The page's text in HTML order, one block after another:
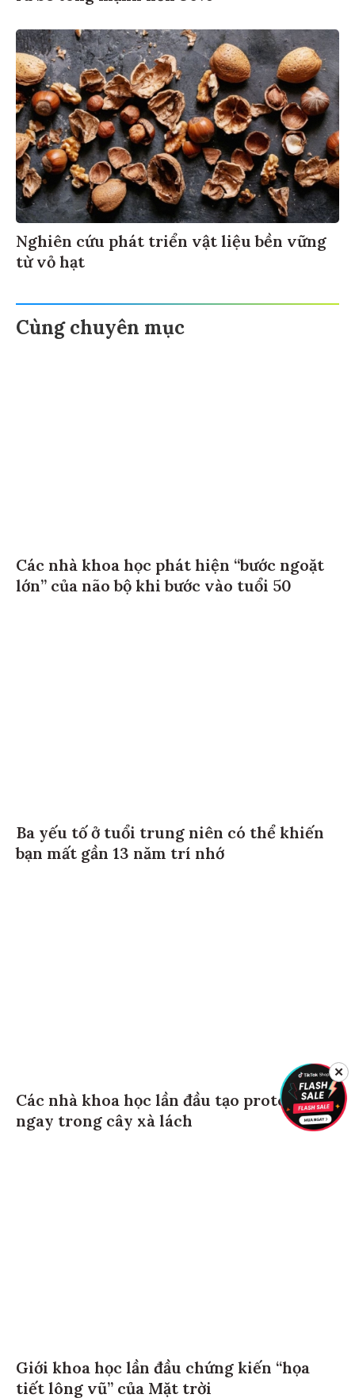
Nghiên cứu phát triển vật liệu bền vững
từ vỏ hạt
Cùng chuyên mục
Các nhà khoa học phát hiện “bước ngoặt
lớn” của não bộ khi bước vào tuổi 50
Ba yếu tố ở tuổi trung niên có thể khiến
bạn mất gần 13 năm trí nhớ
Các nhà khoa học lần đầu tạo protein thịt
ngay trong cây xà lách
Giới khoa học lần đầu chứng kiến “họa
tiết lông vũ” của Mặt trời
✕